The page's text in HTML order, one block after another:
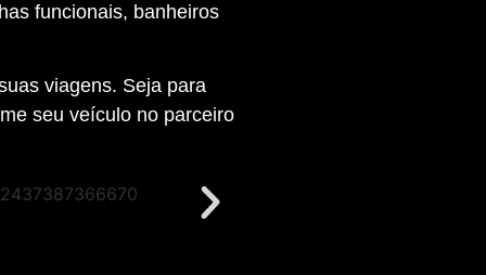
funcionais, banheiros
viagens. Seja para
seu veículo no parceiro